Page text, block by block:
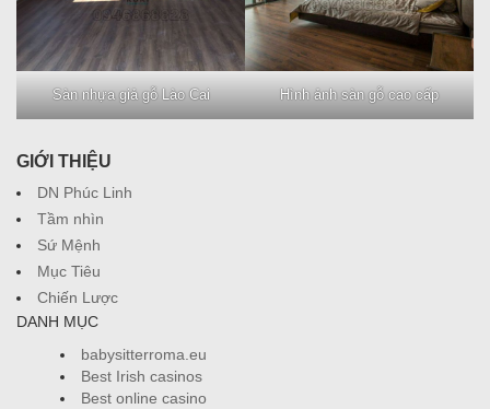
Sàn nhựa giả gỗ Lào Cai Hình ảnh sàn gỗ cao cấp
GIỚI THIỆU
DN Phúc Linh
Tầm nhìn
Sứ Mệnh
Mục Tiêu
Chiến Lược
DANH MỤC
babysitterroma.eu
Best Irish casinos
Best online casino